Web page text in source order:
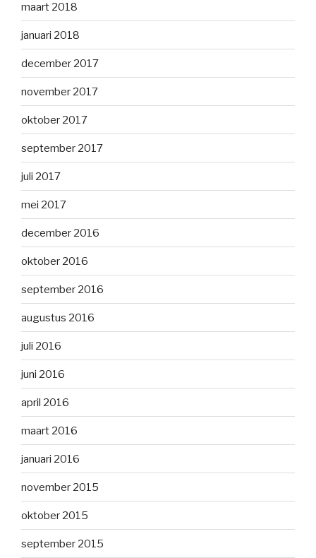
maart 2018
januari 2018
december 2017
november 2017
oktober 2017
september 2017
juli 2017
mei 2017
december 2016
oktober 2016
september 2016
augustus 2016
juli 2016
juni 2016
april 2016
maart 2016
januari 2016
november 2015
oktober 2015
september 2015